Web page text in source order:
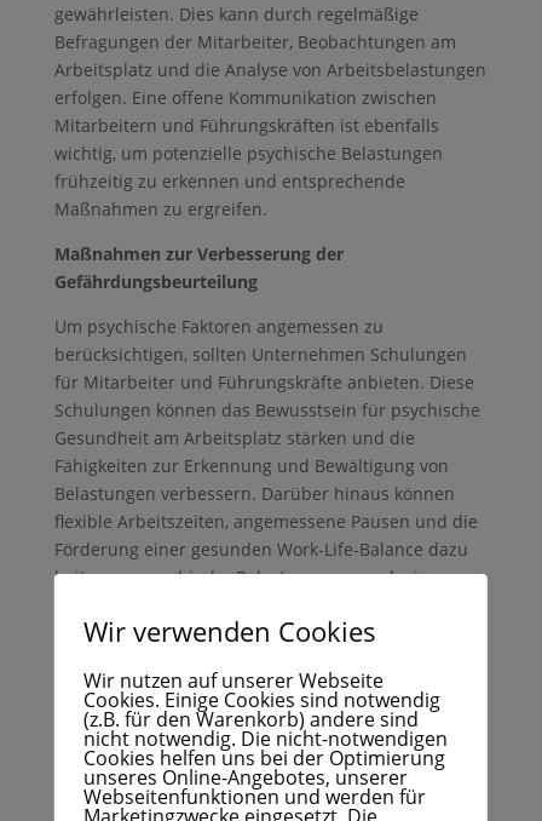
gewährleisten. Dies kann durch regelmäßige
Befragungen der Mitarbeiter, Beobachtungen am
Arbeitsplatz und die Analyse von Arbeitsbelastungen
erfolgen. Eine offene Kommunikation zwischen
Mitarbeitern und Führungskräften ist ebenfalls
wichtig, um potenzielle psychische Belastungen
frühzeitig zu erkennen und entsprechende
Maßnahmen zu ergreifen.
Maßnahmen zur Verbesserung der
Gefährdungsbeurteilung
Um psychische Faktoren angemessen zu
berücksichtigen, sollten Unternehmen Schulungen
für Mitarbeiter und Führungskräfte anbieten. Diese
Schulungen können das Bewusstsein für psychische
Gesundheit am Arbeitsplatz stärken und die
Fähigkeiten zur Erkennung und Bewältigung von
Belastungen verbessern. Darüber hinaus können
flexible Arbeitszeiten, angemessene Pausen und die
Förderung einer gesunden Work-Life-Balance dazu
beitragen, psychische Belastungen zu reduzieren.
Fazit
Psychische Faktoren dürfen in der
Gefährdungsbeurteilung nicht länger vernachlässigt
werden!
Sie spielen eine entscheidende Rolle für die
Sicherheit, das Wohlbefinden und die Produktivität
Wir verwenden Cookies
Wir nutzen auf unserer Webseite
Cookies. Einige Cookies sind notwendig
(z.B. für den Warenkorb) andere sind
nicht notwendig. Die nicht-notwendigen
Cookies helfen uns bei der Optimierung
unseres Online-Angebotes, unserer
Webseitenfunktionen und werden für
Marketingzwecke eingesetzt. Die